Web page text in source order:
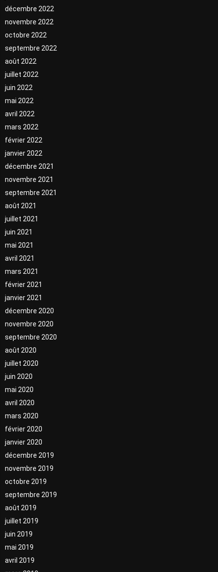
décembre 2022
novembre 2022
octobre 2022
septembre 2022
août 2022
juillet 2022
juin 2022
mai 2022
avril 2022
mars 2022
février 2022
janvier 2022
décembre 2021
novembre 2021
septembre 2021
août 2021
juillet 2021
juin 2021
mai 2021
avril 2021
mars 2021
février 2021
janvier 2021
décembre 2020
novembre 2020
septembre 2020
août 2020
juillet 2020
juin 2020
mai 2020
avril 2020
mars 2020
février 2020
janvier 2020
décembre 2019
novembre 2019
octobre 2019
septembre 2019
août 2019
juillet 2019
juin 2019
mai 2019
avril 2019